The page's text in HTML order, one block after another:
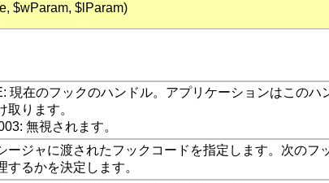
$wParam, $lParam)
現在のフックのハンドル。アプリケーションはこの
取ります。
無視されます。
ージャに渡されたフックコードを指定します。次のフ
するかを決定します。